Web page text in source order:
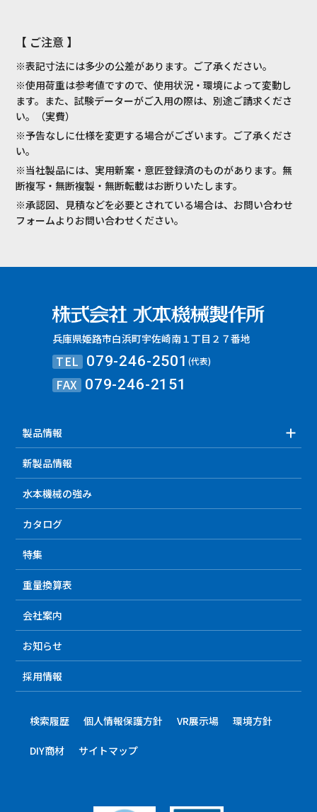
【 ご注意 】
※表記寸法には多少の公差があります。ご了承ください。
※使用荷重は参考値ですので、使用状況・環境によって変動し
ます。また、試験データーがご入用の際は、別途ご請求くださ
い。（実費）
※予告なしに仕様を変更する場合がございます。ご了承くださ
い。
※当社製品には、実用新案・意匠登録済のものがあります。無
断複写・無断複製・無断転載はお断りいたします。
※承認図、見積などを必要とされている場合は、お問い合わせ
フォームよりお問い合わせください。
兵庫県姫路市白浜町宇佐崎南１丁目２７番地
TEL 079-246-2501(代表)
FAX 079-246-2151
製品情報
新製品情報
水本機械の強み
カタログ
特集
重量換算表
会社案内
お知らせ
採用情報
検索履歴 個人情報保護方針 VR展示場 環境方針
DIY商材 サイトマップ